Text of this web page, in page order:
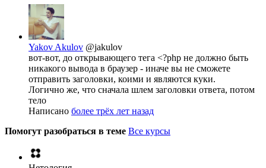
Yakov Akulov @jakulov
вот-вот, до открывающего тега <?php не должно быть
никакого вывода в браузер - иначе вы не сможете
отправить заголовки, коими и являются куки.
Логично же, что сначала шлем заголовки ответа, потом
тело
Написано более трёх лет назад
Помогут разобраться в теме Все курсы